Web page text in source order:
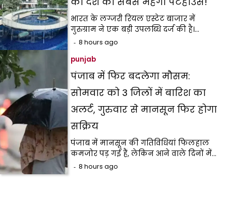
भारत के लग्जरी रियल एस्टेट बाजार में
गुरुग्राम ने एक बड़ी उपलब्धि दर्ज की है।…
8 hours ago
punjab
पंजाब में फिर बदलेगा मौसम:
सोमवार को 3 जिलों में बारिश का
अलर्ट, गुरुवार से मानसून फिर होगा
सक्रिय
पंजाब में मानसून की गतिविधियां फिलहाल
कमजोर पड़ गई हैं, लेकिन आने वाले दिनों में…
8 hours ago